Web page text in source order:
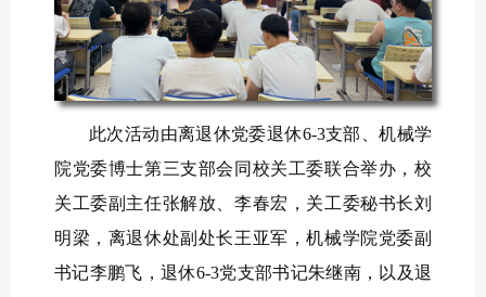
此次活动由离退休党委退休6-3支部、机械学
院党委博士第三支部会同校关工委联合举办，校
关工委副主任张解放、李春宏，关工委秘书长刘
明梁，离退休处副处长王亚军，机械学院党委副
书记李鹏飞，退休6-3党支部书记朱继南，以及退